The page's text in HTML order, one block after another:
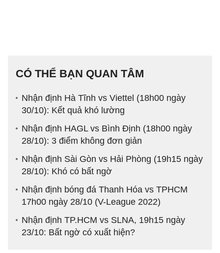
CÓ THỂ BẠN QUAN TÂM
Nhận định Hà Tĩnh vs Viettel (18h00 ngày
30/10): Kết quả khó lường
Nhận định HAGL vs Bình Định (18h00 ngày
28/10): 3 điểm không đơn giản
Nhận định Sài Gòn vs Hải Phòng (19h15 ngày
28/10): Khó có bất ngờ
Nhận định bóng đá Thanh Hóa vs TPHCM
17h00 ngày 28/10 (V-League 2022)
Nhận định TP.HCM vs SLNA, 19h15 ngày
23/10: Bất ngờ có xuất hiện?